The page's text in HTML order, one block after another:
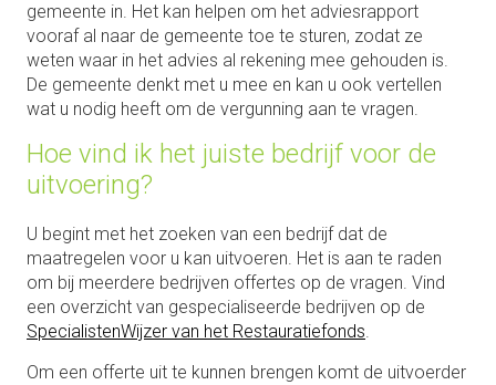
gemeente in. Het kan helpen om het adviesrapport
vooraf al naar de gemeente toe te sturen, zodat ze
weten waar in het advies al rekening mee gehouden is.
De gemeente denkt met u mee en kan u ook vertellen
wat u nodig heeft om de vergunning aan te vragen.
Hoe vind ik het juiste bedrijf voor de
uitvoering?
U begint met het zoeken van een bedrijf dat de
maatregelen voor u kan uitvoeren. Het is aan te raden
om bij meerdere bedrijven offertes op de vragen. Vind
een overzicht van gespecialiseerde bedrijven op de
SpecialistenWijzer van het Restauratiefonds.
Om een offerte uit te kunnen brengen komt de uitvoerder